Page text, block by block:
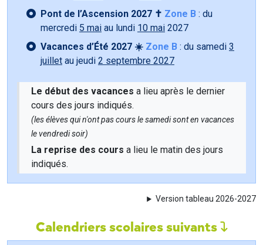
Pont de l’Ascension 2027 ✝️ Zone B : du
mercredi 5 mai au lundi 10 mai 2027
Vacances d’Été 2027 ☀️ Zone B : du samedi 3
juillet au jeudi 2 septembre 2027
Le début des vacances a lieu après le dernier
cours des jours indiqués.
(les élèves qui n'ont pas cours le samedi sont en vacances
le vendredi soir)
La reprise des cours a lieu le matin des jours
indiqués.
Version tableau 2026-2027
Calendriers scolaires suivants